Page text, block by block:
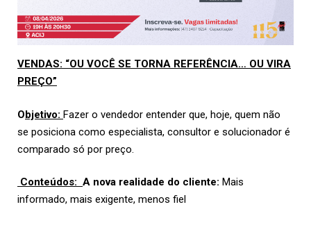
VENDAS: “OU VOCÊ SE TORNA REFERÊNCIA… OU VIRA
PREÇO”
Objetivo: Fazer o vendedor entender que, hoje, quem não
se posiciona como especialista, consultor e solucionador é
comparado só por preço.
Conteúdos: A nova realidade do cliente: Mais
informado, mais exigente, menos fiel